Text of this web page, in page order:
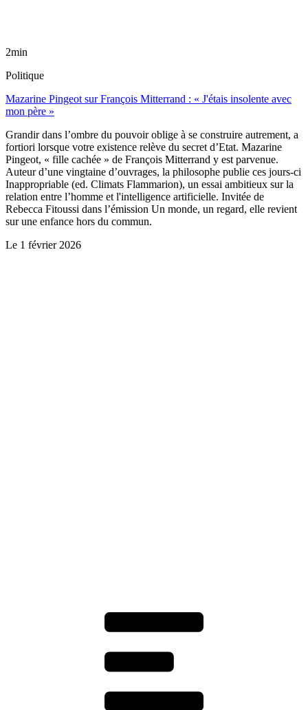
2min
Politique
Mazarine Pingeot sur François Mitterrand : « J'étais insolente avec
mon père »
Grandir dans l’ombre du pouvoir oblige à se construire autrement, a
fortiori lorsque votre existence relève du secret d’Etat. Mazarine
Pingeot, « fille cachée » de François Mitterrand y est parvenue.
Auteur d’une vingtaine d’ouvrages, la philosophe publie ces jours-ci
Inappropriable (ed. Climats Flammarion), un essai ambitieux sur la
relation entre l’homme et l'intelligence artificielle. Invitée de
Rebecca Fitoussi dans l’émission Un monde, un regard, elle revient
sur une enfance hors du commun.
Le 1 février 2026